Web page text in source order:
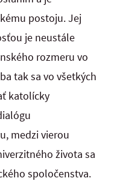
postoju. Jej
je neustále
rozmeru vo
tak sa vo všetkých
katolícky
medzi vierou
života sa
spoločenstva.